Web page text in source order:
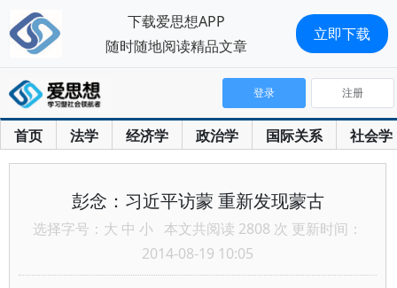
首页 法学 经济学 政治学 国际关系 社会学
登录 注册
彭念：习近平访蒙 重新发现蒙古
选择字号： 大 中 小 本文共阅读 2808 次 更新时间：
2014-08-19 10:05
下载爱思想APP
随时随地阅读精品文章
立即下载